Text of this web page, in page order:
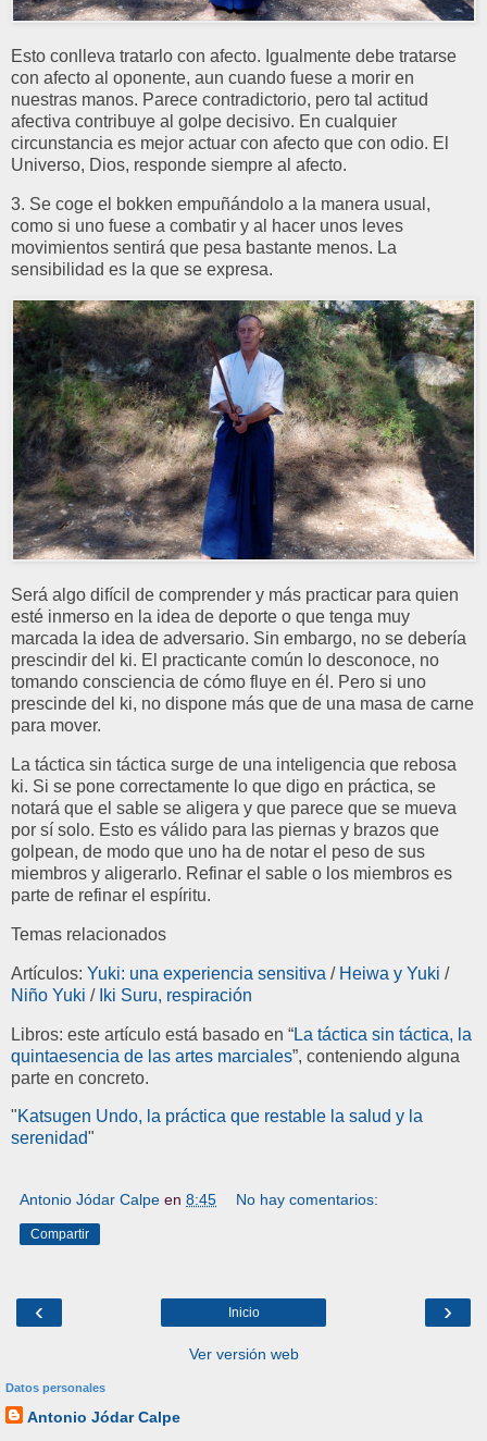
Esto conlleva tratarlo con afecto. Igualmente debe tratarse
con afecto al oponente, aun cuando fuese a morir en
nuestras manos. Parece contradictorio, pero tal actitud
afectiva contribuye al golpe decisivo. En cualquier
circunstancia es mejor actuar con afecto que con odio. El
Universo, Dios, responde siempre al afecto.
3. Se coge el bokken empuñándolo a la manera usual,
como si uno fuese a combatir y al hacer unos leves
movimientos sentirá que pesa bastante menos. La
sensibilidad es la que se expresa.
Será algo difícil de comprender y más practicar para quien
esté inmerso en la idea de deporte o que tenga muy
marcada la idea de adversario. Sin embargo, no se debería
prescindir del ki. El practicante común lo desconoce, no
tomando consciencia de cómo fluye en él. Pero si uno
prescinde del ki, no dispone más que de una masa de carne
para mover.
La táctica sin táctica surge de una inteligencia que rebosa
ki. Si se pone correctamente lo que digo en práctica, se
notará que el sable se aligera y que parece que se mueva
por sí solo. Esto es válido para las piernas y brazos que
golpean, de modo que uno ha de notar el peso de sus
miembros y aligerarlo. Refinar el sable o los miembros es
parte de refinar el espíritu.
Temas relacionados
Artículos: Yuki: una experiencia sensitiva / Heiwa y Yuki /
Niño Yuki / Iki Suru, respiración
Libros: este artículo está basado en “La táctica sin táctica, la
quintaesencia de las artes marciales”, conteniendo alguna
parte en concreto.
"Katsugen Undo, la práctica que restable la salud y la
serenidad"
Antonio Jódar Calpe en 8:45 No hay comentarios:
Compartir
‹ ›
Inicio
Ver versión web
Datos personales
Antonio Jódar Calpe